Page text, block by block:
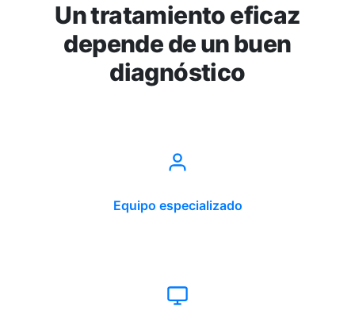
Un tratamiento eficaz
depende de un buen
diagnóstico
Equipo especializado